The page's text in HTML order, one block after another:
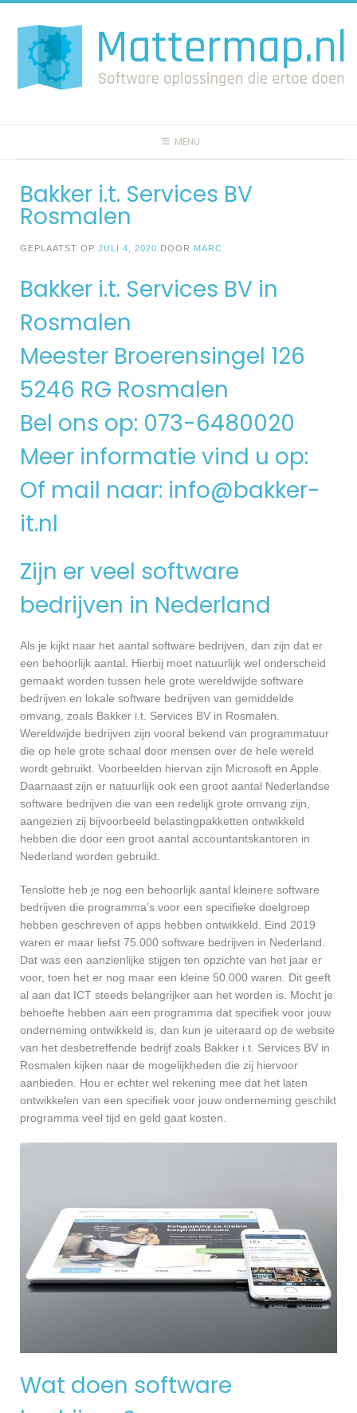
naar
inhoud
MENU
Bakker i.t. Services BV
Rosmalen
GEPLAATST OP JULI 4, 2020 DOOR MARC
Bakker i.t. Services BV in
Rosmalen
Meester Broerensingel 126
5246 RG Rosmalen
Bel ons op: 073-6480020
Meer informatie vind u op:
Of mail naar: info@bakker-
it.nl
Zijn er veel software
bedrijven in Nederland
Als je kijkt naar het aantal software bedrijven, dan zijn dat er
een behoorlijk aantal. Hierbij moet natuurlijk wel onderscheid
gemaakt worden tussen hele grote wereldwijde software
bedrijven en lokale software bedrijven van gemiddelde
omvang, zoals Bakker i.t. Services BV in Rosmalen.
Wereldwijde bedrijven zijn vooral bekend van programmatuur
die op hele grote schaal door mensen over de hele wereld
wordt gebruikt. Voorbeelden hiervan zijn Microsoft en Apple.
Daarnaast zijn er natuurlijk ook een groot aantal Nederlandse
software bedrijven die van een redelijk grote omvang zijn,
aangezien zij bijvoorbeeld belastingpakketten ontwikkeld
hebben die door een groot aantal accountantskantoren in
Nederland worden gebruikt.
Tenslotte heb je nog een behoorlijk aantal kleinere software
bedrijven die programma’s voor een specifieke doelgroep
hebben geschreven of apps hebben ontwikkeld. Eind 2019
waren er maar liefst 75.000 software bedrijven in Nederland.
Dat was een aanzienlijke stijgen ten opzichte van het jaar er
voor, toen het er nog maar een kleine 50.000 waren. Dit geeft
al aan dat ICT steeds belangrijker aan het worden is. Mocht je
behoefte hebben aan een programma dat specifiek voor jouw
onderneming ontwikkeld is, dan kun je uiteraard op de website
van het desbetreffende bedrijf zoals Bakker i.t. Services BV in
Rosmalen kijken naar de mogelijkheden die zij hiervoor
aanbieden. Hou er echter wel rekening mee dat het laten
ontwikkelen van een specifiek voor jouw onderneming geschikt
programma veel tijd en geld gaat kosten.
Wat doen software